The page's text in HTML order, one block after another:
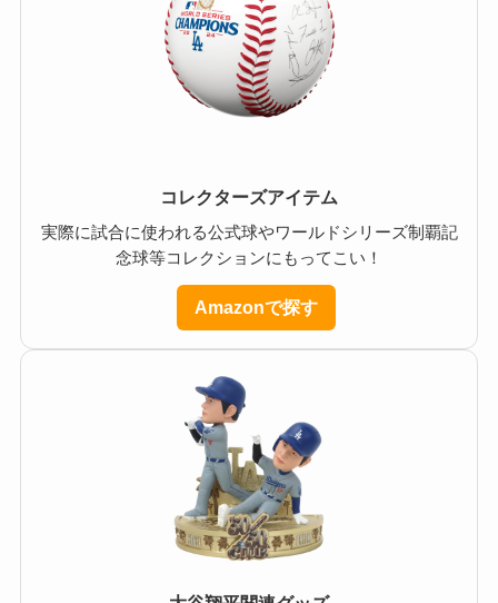
コレクターズアイテム
実際に試合に使われる公式球やワールドシリーズ制覇記
念球等コレクションにもってこい！
Amazonで探す